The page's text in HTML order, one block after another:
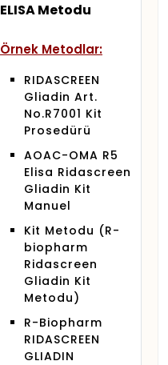
ELISA Metodu
Örnek Metodlar:
RIDASCREEN
Gliadin Art.
No.R7001 Kit
Prosedürü
AOAC-OMA R5
Elisa Ridascreen
Gliadin Kit
Manuel
Kit Metodu (R-
biopharm
Ridascreen
Gliadin Kit
Metodu)
R-Biopharm
RIDASCREEN
GLIADIN